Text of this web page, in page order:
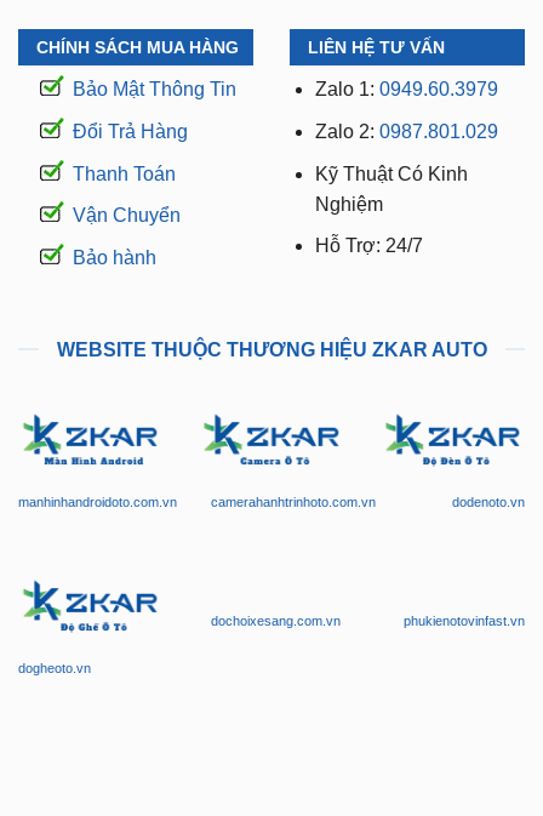
CHÍNH SÁCH MUA HÀNG
Bảo Mật Thông Tin
Đổi Trả Hàng
Thanh Toán
Vận Chuyển
Bảo hành
LIÊN HỆ TƯ VẤN
Zalo 1: 0949.60.3979
Zalo 2: 0987.801.029
Kỹ Thuật Có Kinh
Nghiệm
Hỗ Trợ: 24/7
WEBSITE THUỘC THƯƠNG HIỆU ZKAR AUTO
manhinhandroidoto.com.vn camerahanhtrinhoto.com.vn dodenoto.vn
dogheoto.vn
dochoixesang.com.vn phukienotovinfast.vn